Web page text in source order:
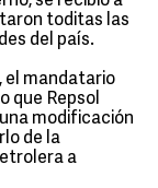
toditas las
del país.
el mandatario
que Repsol
modificación
de la
a